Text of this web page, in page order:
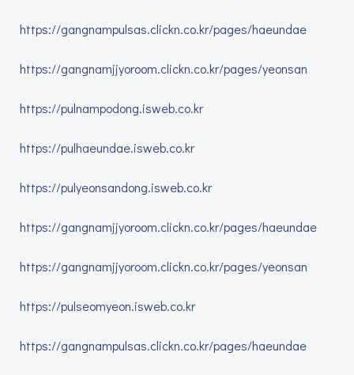
https://gangnampulsas.clickn.co.kr/pages/haeundae
https://gangnamjjyoroom.clickn.co.kr/pages/yeonsan
https://pulnampodong.isweb.co.kr
https://pulhaeundae.isweb.co.kr
https://pulyeonsandong.isweb.co.kr
https://gangnamjjyoroom.clickn.co.kr/pages/haeundae
https://gangnamjjyoroom.clickn.co.kr/pages/yeonsan
https://pulseomyeon.isweb.co.kr
https://gangnampulsas.clickn.co.kr/pages/haeundae